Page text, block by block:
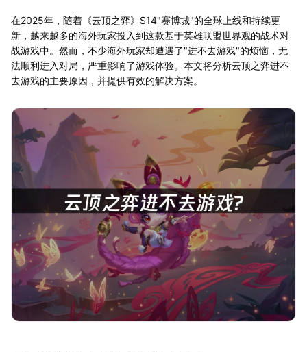
在2025年，随着《云顶之弈》S14"赛博城"的全球上线和持续更
新，越来越多的海外玩家投入到这款基于英雄联盟世界观的战术对
战游戏中。然而，不少海外玩家却遭遇了"进不去游戏"的烦恼，无
法顺利进入对局，严重影响了游戏体验。本文将分析云顶之弈进不
去游戏的主要原因，并提供有效的解决方案。